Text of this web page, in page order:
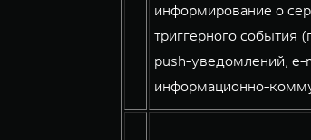
информирование о
триггерного события
push-уведомлений, e-
информационно-